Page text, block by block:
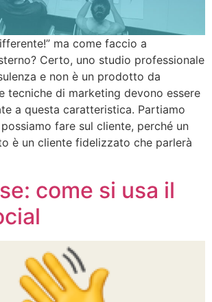
ma come faccio a
Certo, uno studio professionale
e non è un prodotto da
tecniche di marketing devono essere
a questa caratteristica. Partiamo
fare sul cliente, perché un
è un cliente fidelizzato che parlerà
come si usa il